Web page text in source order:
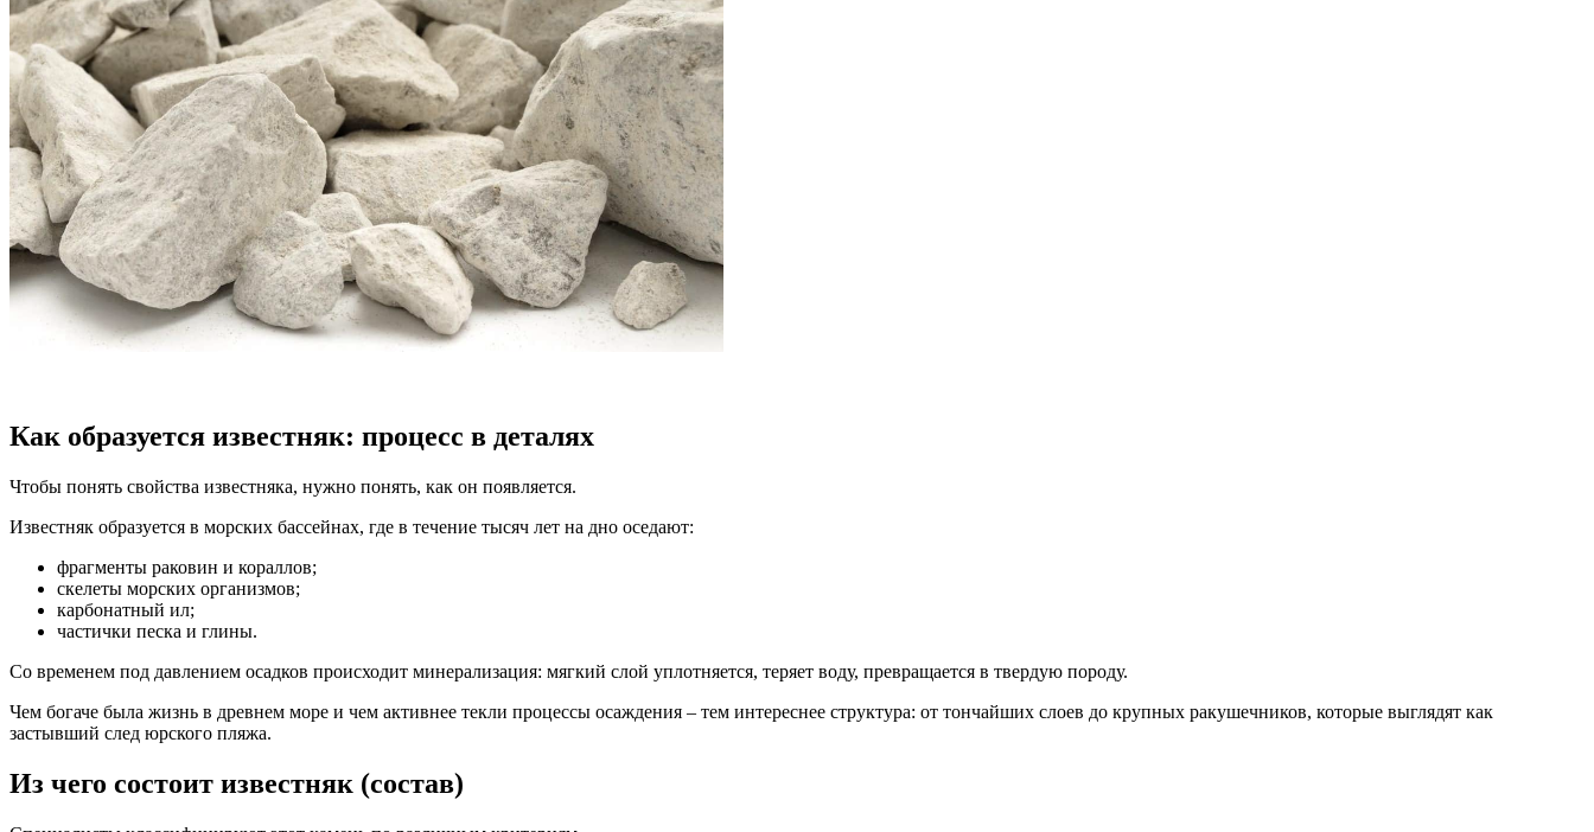
Как образуется известняк: процесс в деталях
Чтобы понять свойства известняка, нужно понять, как он появляется.
Известняк образуется в морских бассейнах, где в течение тысяч лет на дно оседают:
фрагменты раковин и кораллов;
скелеты морских организмов;
карбонатный ил;
частички песка и глины.
Со временем под давлением осадков происходит минерализация: мягкий слой уплотняется, теряет воду, превращается в твердую породу.
Чем богаче была жизнь в древнем море и чем активнее текли процессы осаждения – тем интереснее структура: от тончайших слоев до крупных ракушечников, которые выглядят как
застывший след юрского пляжа.
Из чего состоит известняк (состав)